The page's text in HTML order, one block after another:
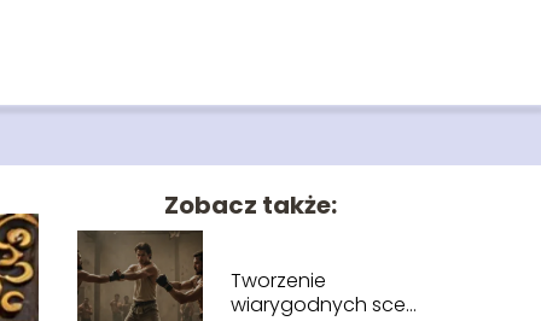
Zobacz także:
Tworzenie
wiarygodnych scen